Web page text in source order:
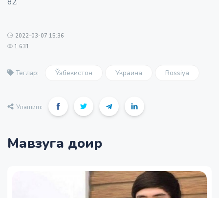
2022-03-07 15:36
1 631
Теглар: Ўзбекистон Украина Rossiya
Улашиш:
Мавзуга доир